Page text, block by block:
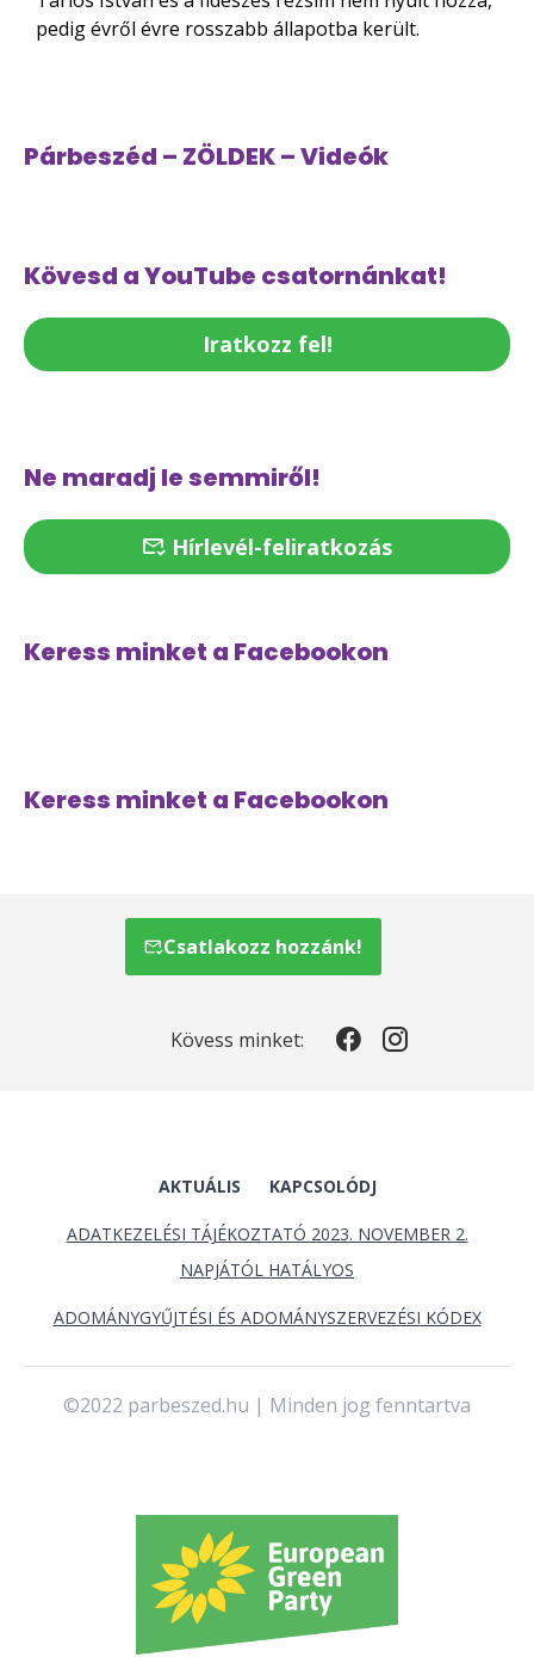
pedig évről évre rosszabb állapotba került.
Párbeszéd – ZÖLDEK – Videók
Kövesd a YouTube csatornánkat!
Iratkozz fel!
Ne maradj le semmiről!
Hírlevél-feliratkozás
Keress minket a Facebookon
Keress minket a Facebookon
Csatlakozz hozzánk!
Kövess minket:
AKTUÁLIS KAPCSOLÓDJ
ADATKEZELÉSI TÁJÉKOZTATÓ 2023. NOVEMBER 2.
NAPJÁTÓL HATÁLYOS
ADOMÁNYGYŰJTÉSI ÉS ADOMÁNYSZERVEZÉSI KÓDEX
©2022 parbeszed.hu | Minden jog fenntartva